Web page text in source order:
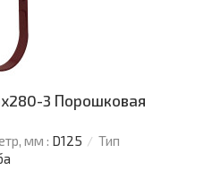
3 Порошковая
мм : D125
Тип